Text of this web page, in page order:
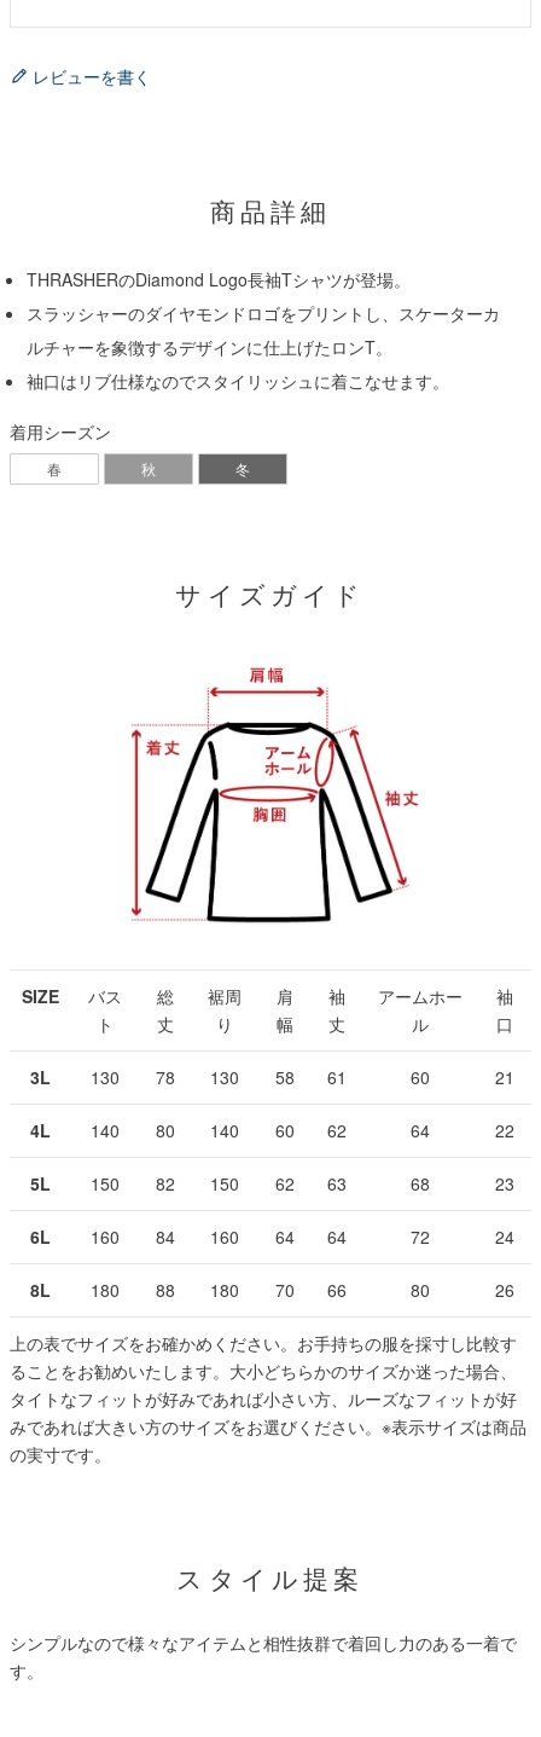
レビューを書く
商品詳細
THRASHERのDiamond Logo長袖Tシャツが登場。
スラッシャーのダイヤモンドロゴをプリントし、スケーターカ
ルチャーを象徴するデザインに仕上げたロンT。
袖口はリブ仕様なのでスタイリッシュに着こなせます。
着用シーズン
春 秋 冬
サイズガイド
SIZE
バス
ト
総
丈
裾周
り
肩
幅
袖
丈
アームホー
ル
袖
口
3L 130 78 130 58 61 60 21
4L 140 80 140 60 62 64 22
5L 150 82 150 62 63 68 23
6L 160 84 160 64 64 72 24
8L 180 88 180 70 66 80 26
上の表でサイズをお確かめください。お手持ちの服を採寸し比較す
ることをお勧めいたします。大小どちらかのサイズか迷った場合、
タイトなフィットが好みであれば小さい方、ルーズなフィットが好
みであれば大きい方のサイズをお選びください。 ※表示サイズは商品
の実寸です。
スタイル提案
シンプルなので様々なアイテムと相性抜群で着回し力のある一着で
す。